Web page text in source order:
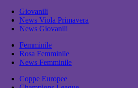
Giovanili
News Viola Primavera
News Giovanili
Femminile
Rosa Femminile
News Femminile
Coppe Europee